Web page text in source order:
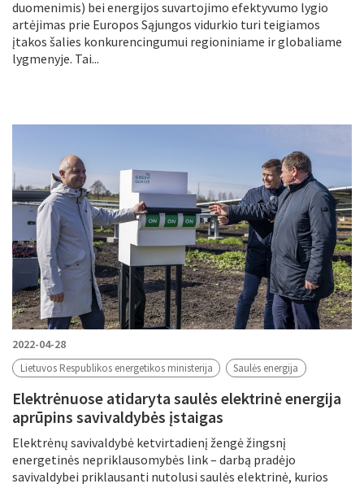
duomenimis) bei energijos suvartojimo efektyvumo lygio
artėjimas prie Europos Sąjungos vidurkio turi teigiamos
įtakos šalies konkurencingumui regioniniame ir globaliame
lygmenyje. Tai...
2022-04-28
Lietuvos Respublikos energetikos ministerija Saulės energija
Elektrėnuose atidaryta saulės elektrinė energija
aprūpins savivaldybės įstaigas
Elektrėnų savivaldybė ketvirtadienį žengė žingsnį
energetinės nepriklausomybės link – darbą pradėjo
savivaldybei priklausanti nutolusi saulės elektrinė, kurios